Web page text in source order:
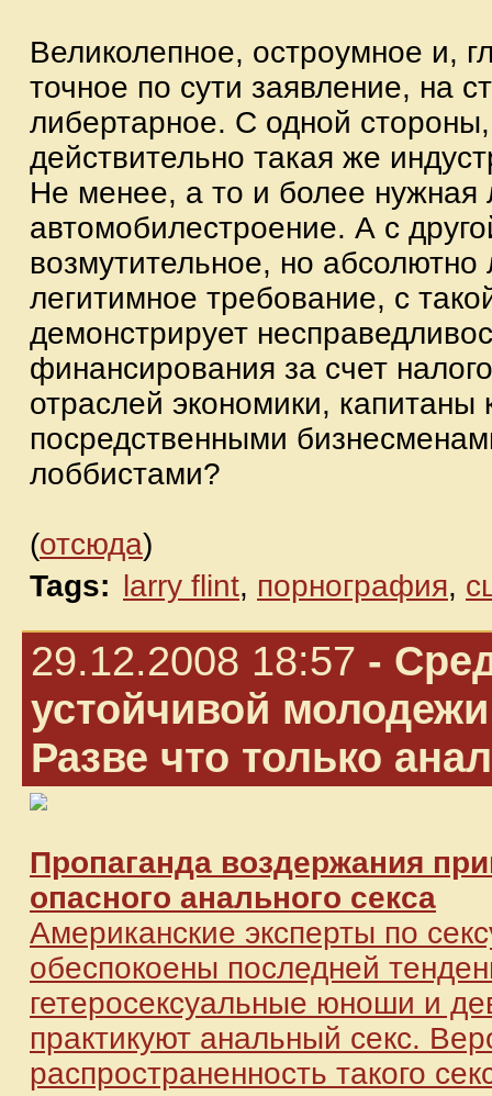
Великолепное, остроумное и,
точное по сути заявление, на
либертарное. С одной
действительно такая же
Не менее, а то и более
автомобилестроение. А с
возмутительное, но абсолютно
легитимное требование, с
демонстрирует
финансирования за счет
отраслей экономики, капитаны
посредственными
лоббистами?
(отсюда)
Tags: larry flint, порнография,
29.12.2008 18:57 -
устойчивой молодежи
Разве что только
Пропаганда воздержания
опасного анального секса
Американские эксперты по
обеспокоены последней
гетеросексуальные юноши и
практикуют анальный секс.
распространенность такого